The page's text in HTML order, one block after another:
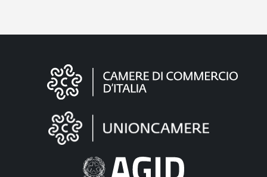
Informazioni
"Fattura
Elettronica"